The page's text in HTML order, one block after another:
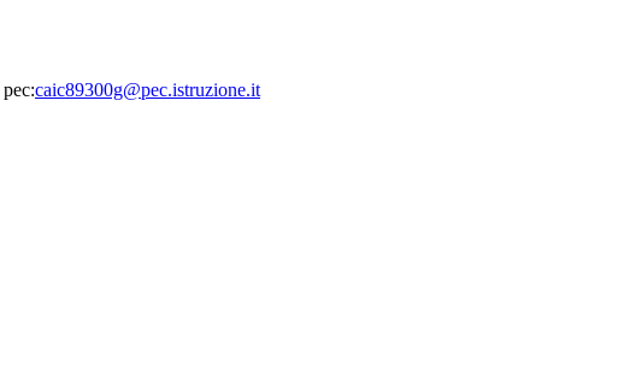
pec:caic89300g@pec.istruzione.it